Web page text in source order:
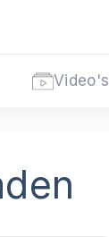
Video's